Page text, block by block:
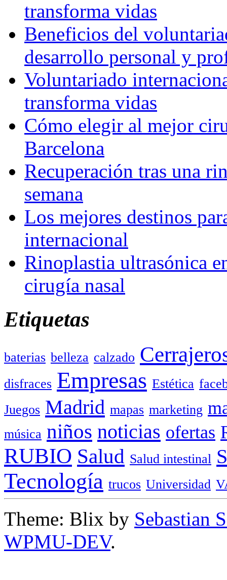
transforma vidas
Beneficios del
desarrollo personal y
Voluntariado
transforma vidas
Cómo elegir al mejor
Barcelona
Recuperación tras una
semana
Los mejores destinos
internacional
Rinoplastia ultrasónica
cirugía nasal
Etiquetas
baterias belleza calzado
disfraces Empresas Estética
Juegos Madrid mapas marketing
música niños noticias ofertas
RUBIO Salud Salud intestinal
Tecnología trucos Universidad
Theme: Blix by Sebastian
WPMU-DEV.